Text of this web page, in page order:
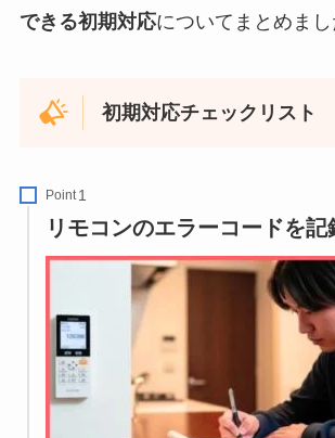
できる初期対応についてまとめまし
初期対応チェックリスト
Point
リモコンのエラーコードを記